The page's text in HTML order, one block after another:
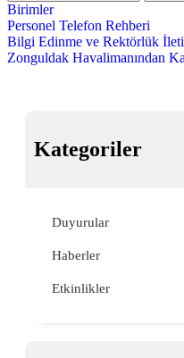
Birimler
Personel Telefon Rehberi
Bilgi Edinme ve Rektörlük
Zonguldak Havalimanından
Kategoriler
Duyurular
Haberler
Etkinlikler